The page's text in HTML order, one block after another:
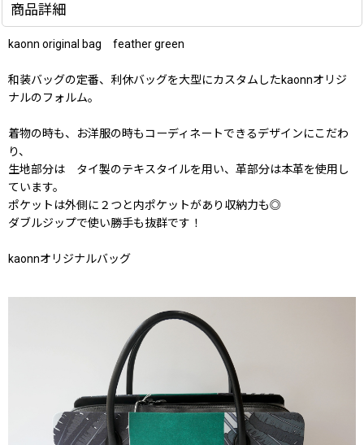
商品詳細
kaonn original bag feather green
和装バッグの定番、利休バッグを大型にカスタムしたkaonnオリジ
ナルのフォルム。
着物の時も、お洋服の時もコーディネートできるデザインにこだわ
り、
生地部分は タイ製のテキスタイルを用い、革部分は本革を使用し
ています。
ポケットは外側に２つと内ポケットがあり収納力も◎
ダブルジップで使い勝手も抜群です！
kaonnオリジナルバッグ